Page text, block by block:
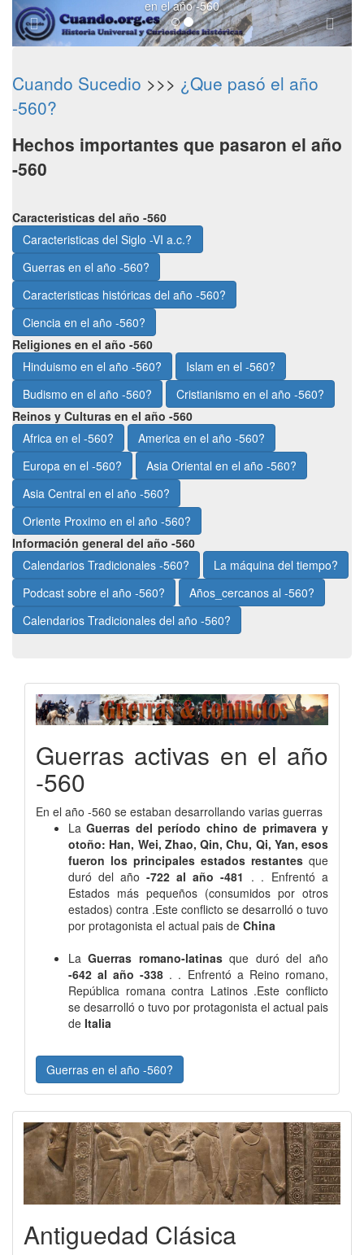
en el año -560
Cuando Sucedio >>> ¿Que pasó el año
-560?
Hechos importantes que pasaron el año
-560
Caracteristicas del año -560
Caracteristicas del Siglo -VI a.c.?
Guerras en el año -560?
Caracteristicas históricas del año -560?
Ciencia en el año -560?
Religiones en el año -560
Hinduismo en el año -560?
Islam en el -560?
Budismo en el año -560?
Cristianismo en el año -560?
Reinos y Culturas en el año -560
Africa en el -560?
America en el año -560?
Europa en el -560?
Asia Oriental en el año -560?
Asia Central en el año -560?
Oriente Proximo en el año -560?
Información general del año -560
Calendarios Tradicionales -560?
La máquina del tiempo?
Podcast sobre el año -560?
Años_cercanos al -560?
Calendarios Tradicionales del año -560?
Guerras activas en el año
-560
En el año -560 se estaban desarrollando varias guerras
La Guerras del período chino de primavera y
otoño: Han, Wei, Zhao, Qin, Chu, Qi, Yan, esos
fueron los principales estados restantes que
duró del año -722 al año -481 . . Enfrentó a
Estados más pequeños (consumidos por otros
estados) contra .Este conflicto se desarrolló o tuvo
por protagonista el actual pais de China
La Guerras romano-latinas que duró del año
-642 al año -338 . . Enfrentó a Reino romano,
República romana contra Latinos .Este conflicto
se desarrolló o tuvo por protagonista el actual pais
de Italia
Guerras en el año -560?
Antiguedad Clásica